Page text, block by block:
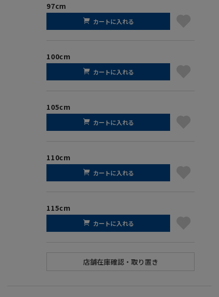
97cm
カートに入れる
100cm
カートに入れる
105cm
カートに入れる
110cm
カートに入れる
115cm
カートに入れる